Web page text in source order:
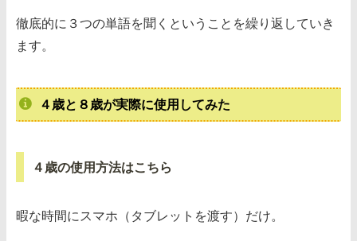
徹底的に３つの単語を聞くということを繰り返していき
ます。
４歳と８歳が実際に使用してみた
４歳の使用方法はこちら
暇な時間にスマホ（タブレットを渡す）だけ。